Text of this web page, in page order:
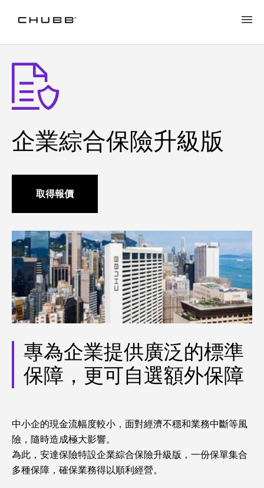
企業綜合保險升級版
取得報價
專為企業提供廣泛的標準
保障，更可自選額外保障
中小企的現金流幅度較小，面對經濟不穩和業務中斷等風
險，隨時造成極大影響。
為此，安達保險特設企業綜合保險升級版，一份保單集合
多種保障，確保業務得以順利經營。